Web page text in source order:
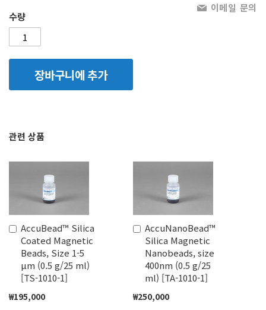
수량
장바구니에 추가
이메일 문의
관련 상품
AccuBead™ Silica
Coated Magnetic
Beads, Size 1-5
μm (0.5 g/25 ml)
[TS-1010-1]
₩195,000
장
바
구
니
에
가
AccuNanoBead™
Silica Magnetic
Nanobeads, size
400nm (0.5 g/25
ml) [TA-1010-1]
₩250,000
장
바
구
니
에
가